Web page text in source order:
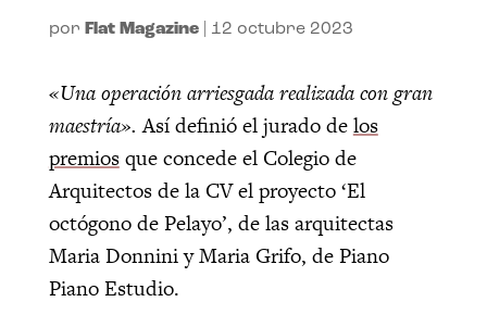
por Flat Magazine| 12 octubre 2023
«Una operación arriesgada realizada con gran
maestría». Así definió el jurado delos
premiosque concede el Colegio de
Arquitectos de la CV el proyecto ‘El
octógono de Pelayo’, de las arquitectas
Maria Donnini y Maria Grifo, de Piano
Piano Estudio.